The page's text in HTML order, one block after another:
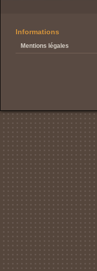
Informations
Mentions légales